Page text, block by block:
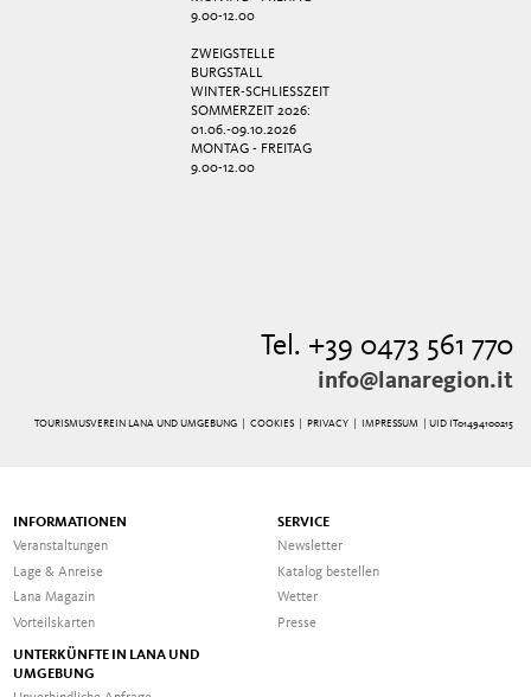
9.00-12.00
ZWEIGSTELLE
BURGSTALL
WINTER-SCHLIESSZEIT
SOMMERZEIT 2026:
01.06.-09.10.2026
MONTAG - FREITAG
9.00-12.00
Tel. +39 0473 561 770
info@lanaregion.it
TOURISMUSVEREIN LANA UND UMGEBUNG | COOKIES| PRIVACY| IMPRESSUM | UID IT01494100215
INFORMATIONEN
Veranstaltungen
Lage & Anreise
Lana Magazin
Vorteilskarten
SERVICE
Newsletter
Katalog bestellen
Wetter
Presse
UNTERKÜNFTE IN LANA UND
UMGEBUNG